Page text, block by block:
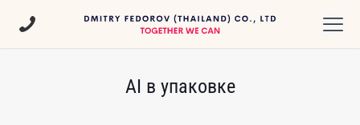
AI в упаковке